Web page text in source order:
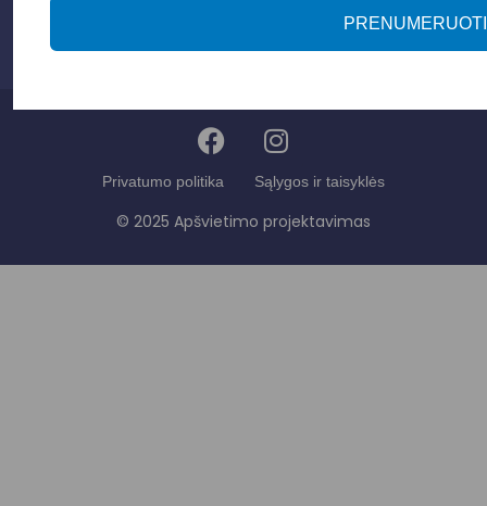
Privatumo politika Sąlygos ir taisyklės
© 2025 Apšvietimo projektavimas
PRENUMERUOTI